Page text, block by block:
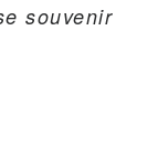
souvenir